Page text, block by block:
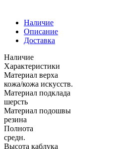
Наличие
Описание
Доставка
Наличие
Характеристики
Материал верха
кожа/кожа искусств.
Материал подклада
шерсть
Материал подошвы
резина
Полнота
средн.
Высота каблука